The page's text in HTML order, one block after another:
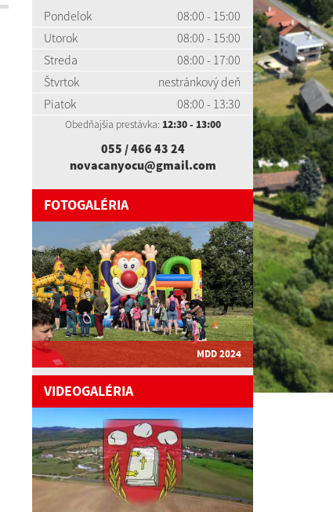
Pondelok
08:00 - 15:00
Utorok
08:00 - 15:00
Streda
08:00 - 17:00
Štvrtok
nestránkový deň
Piatok
08:00 - 13:30
Obedňajšia prestávka: 12:30 - 13:00
055 / 466 43 24
novacanyocu@gmail.com
FOTOGALÉRIA
MDD 2024
VIDEOGALÉRIA